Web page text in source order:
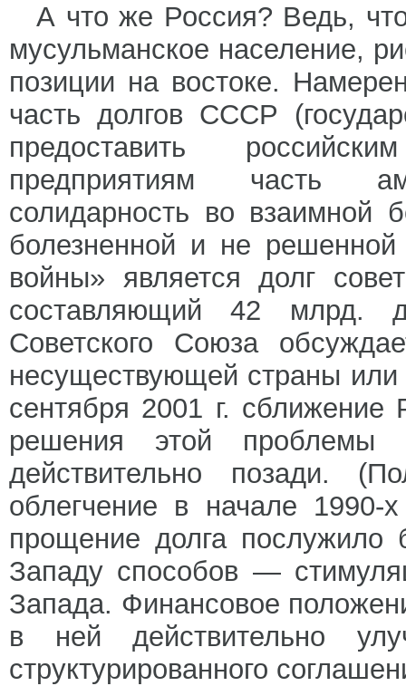
А что же Россия? Ведь,
мусульманское население,
позиции на востоке.
часть долгов СССР
предоставить
предприятиям часть
солидарность во взаимной
болезненной и не
войны» является долг
составляющий 42 млрд.
Советского Союза
несуществующей страны или
сентября 2001 г.
решения этой
действительно позади.
облегчение в начале
прощение долга
Западу способов —
Запада. Финансовое
в ней действительно
структурированного